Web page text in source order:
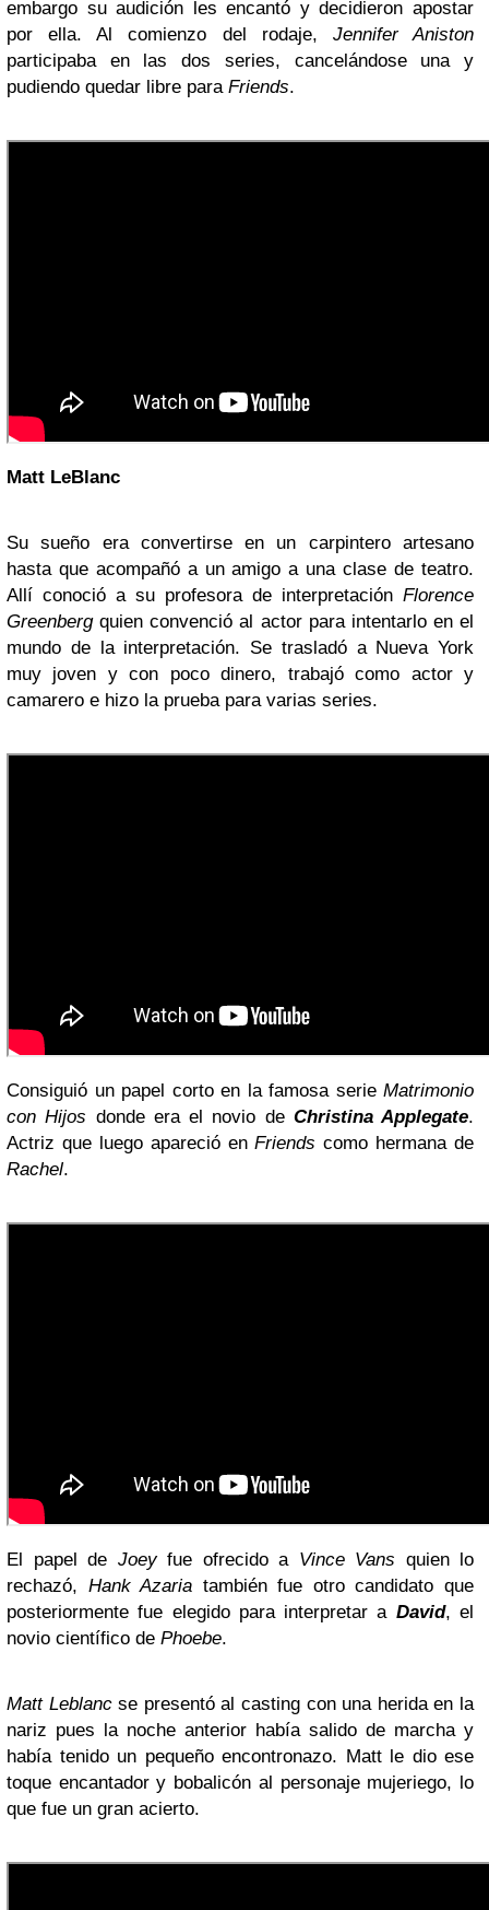
embargo su audición les encantó y decidieron apostar
por ella. Al comienzo del rodaje, Jennifer Aniston
participaba en las dos series, cancelándose una y
pudiendo quedar libre para Friends.
Matt LeBlanc
Su sueño era convertirse en un carpintero artesano
hasta que acompañó a un amigo a una clase de teatro.
Allí conoció a su profesora de interpretación Florence
Greenbergquien convenció al actor para intentarlo en el
mundo de la interpretación. Se trasladó a Nueva York
muy joven y con poco dinero, trabajó como actor y
camarero e hizo la prueba para varias series.
Consiguió un papel corto en la famosa serie Matrimonio
con Hijos donde era el novio de Christina Applegate.
Actriz que luego apareció enFriends como hermana de
Rachel.
El papel de Joeyfue ofrecido a Vince Vans quien lo
rechazó, Hank Azaria también fue otro candidato que
posteriormente fue elegido para interpretar a David, el
novio científico de Phoebe.
Matt Leblancse presentó al casting con una herida en la
nariz pues la noche anterior había salido de marcha y
había tenido un pequeño encontronazo. Matt le dio ese
toque encantador y bobalicón al personaje mujeriego, lo
que fue un gran acierto.